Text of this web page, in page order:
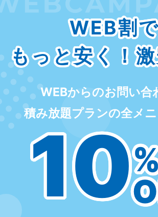
WEB割
もっと安く！激
WEBからのお問い合
積み放題プランの全メ
10